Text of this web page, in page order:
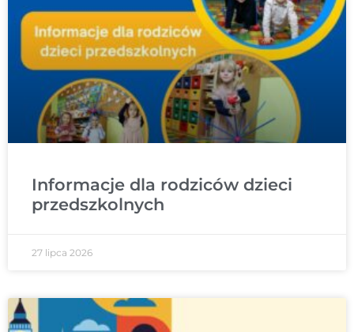
Informacje dla rodziców dzieci
przedszkolnych
27 lipca 2026